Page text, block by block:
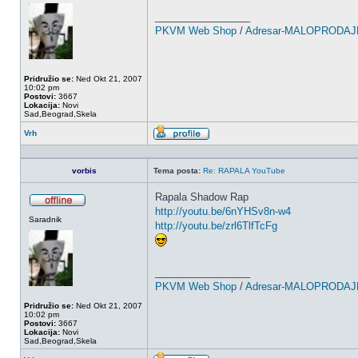
Pridružio se: Ned Okt 21, 2007
10:02 pm
Postovi: 3667
Lokacija: Novi
Sad,Beograd,Skela
PKVM Web Shop / Adresar-
Vrh
Profil
vorbis Tema posta: Re: RAPALA YouTube
Saradnik
Pridružio se: Ned Okt 21, 2007
10:02 pm
Postovi: 3667
Lokacija: Novi
Sad,Beograd,Skela
Rapala Shadow Rap
http://youtu.be/6nYHSv8n-w4
http://youtu.be/zrl6TlfTcFg
PKVM Web Shop / Adresar-